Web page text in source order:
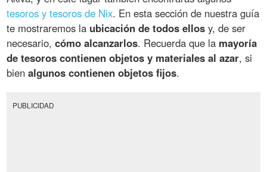
tesoros y tesoros de Nix. En esta sección de nuestra guía
te mostraremos la ubicación de todos ellos y, de ser
necesario,cómo alcanzarlos. Recuerda que la mayoría
de tesoros contienen objetos y materiales al azar, si
bienalgunos contienen objetos fijos.
PUBLICIDAD